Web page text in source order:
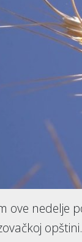
ove nedelje
opštini.